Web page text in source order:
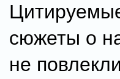
сюжеты о
не